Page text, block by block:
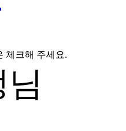
체크해 주세요.